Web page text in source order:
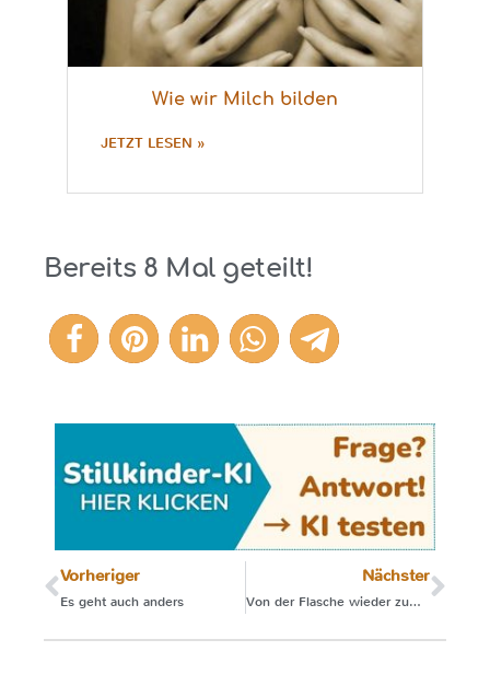
Wie wir Milch bilden
JETZT LESEN »
Bereits 8 Mal geteilt!
8
Vorheriger
Es geht auch anders
Nächster
Von der Flasche wieder zum Vollstillen